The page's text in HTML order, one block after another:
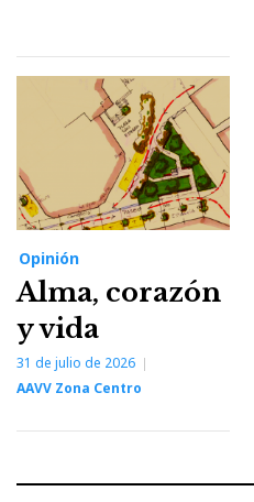
Opinión
Alma, corazón
y vida
31 de julio de 2026
AAVV Zona Centro